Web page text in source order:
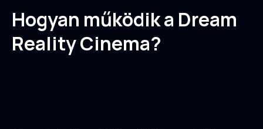
Hogyan működik a Dream
Reality Cinema?